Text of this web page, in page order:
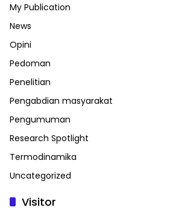
My Publication
News
Opini
Pedoman
Penelitian
Pengabdian masyarakat
Pengumuman
Research Spotlight
Termodinamika
Uncategorized
Visitor